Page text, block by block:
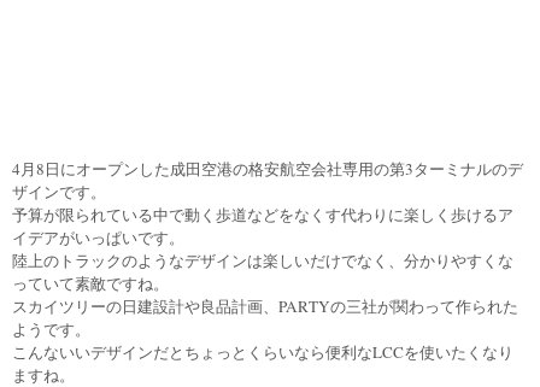
4月8日にオープンした成田空港の格安航空会社専用の第3ターミナルのデ
ザインです。
予算が限られている中で動く歩道などをなくす代わりに楽しく歩けるア
イデアがいっぱいです。
陸上のトラックのようなデザインは楽しいだけでなく、分かりやすくな
っていて素敵ですね。
スカイツリーの日建設計や良品計画、PARTYの三社が関わって作られた
ようです。
こんないいデザインだとちょっとくらいなら便利なLCCを使いたくなり
ますね。